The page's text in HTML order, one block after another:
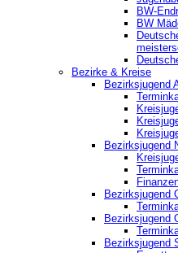
BW-
BW
Bezirke & Kreise
Bezirksjugend
Bezirksjugend
Bezirksjugend
Bezirksjugend
Bezirksjugend